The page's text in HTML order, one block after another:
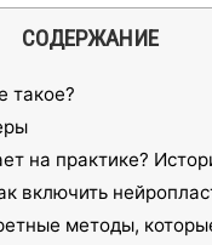
СОДЕРЖАНИЕ
такое?
на практике?
включить
методы,